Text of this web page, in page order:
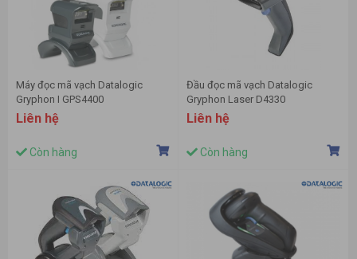
Máy đọc mã vạch Datalogic
Gryphon I GPS4400
Liên hệ
Còn hàng
Đầu đọc mã vạch Datalogic
Gryphon Laser D4330
Liên hệ
Còn hàng